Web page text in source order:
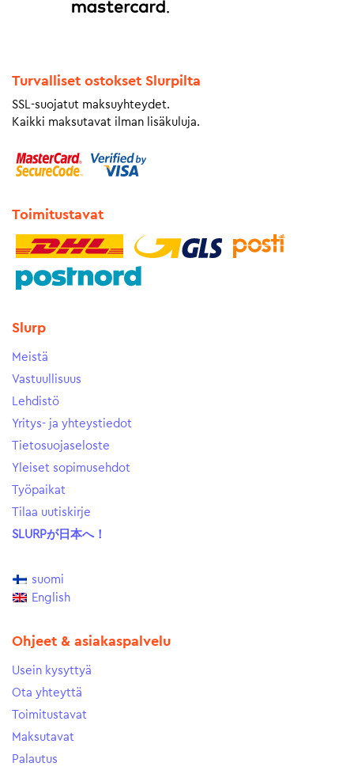
Turvalliset ostokset Slurpilta
SSL-suojatut maksuyhteydet.
Kaikki maksutavat ilman lisäkuluja.
Toimitustavat
Slurp
Meistä
Vastuullisuus
Lehdistö
Yritys- ja yhteystiedot
Tietosuojaseloste
Yleiset sopimusehdot
Työpaikat
Tilaa uutiskirje
SLURPが日本へ！
suomi
English
Ohjeet & asiakaspalvelu
Usein kysyttyä
Ota yhteyttä
Toimitustavat
Maksutavat
Palautus